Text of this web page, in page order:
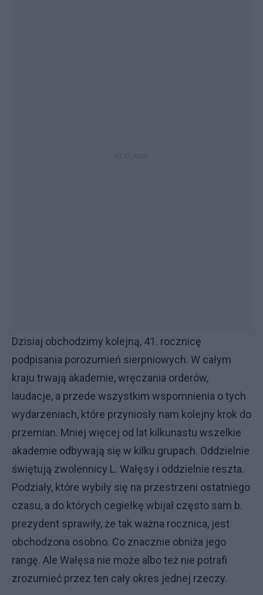
Dzisiaj obchodzimy kolejną, 41. rocznicę
podpisania porozumień sierpniowych. W całym
kraju trwają akademie, wręczania orderów,
laudacje, a przede wszystkim wspomnienia o tych
wydarzeniach, które przyniosły nam kolejny krok do
przemian. Mniej więcej od lat kilkunastu wszelkie
akademie odbywają się w kilku grupach. Oddzielnie
świętują zwolennicy L. Wałęsy i oddzielnie reszta.
Podziały, które wybiły się na przestrzeni ostatniego
czasu, a do których cegiełkę wbijał często sam b.
prezydent sprawiły, że tak ważna rocznica, jest
obchodzona osobno. Co znacznie obniża jego
rangę. Ale Wałęsa nie może albo też nie potrafi
zrozumieć przez ten cały okres jednej rzeczy.